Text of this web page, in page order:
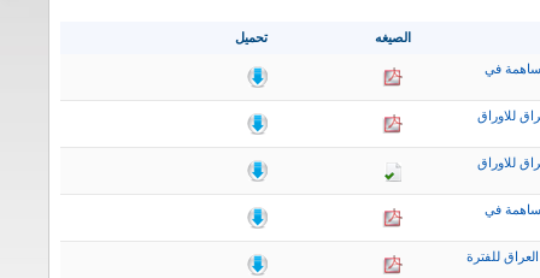
تحميل الصيغه
في
للاوراق
للاوراق
في
للفترة